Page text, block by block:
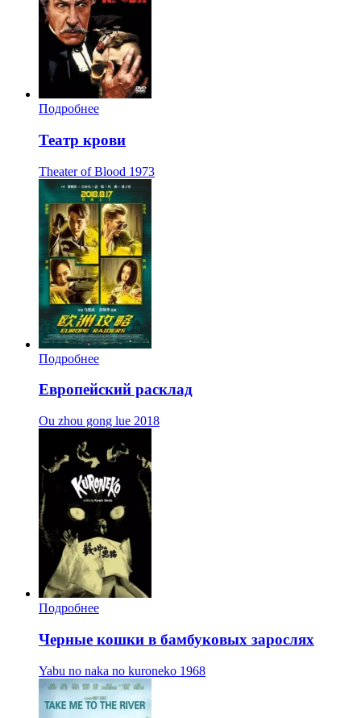
Подробнее
Театр крови
Theater of Blood 1973
Подробнее
Европейский расклад
Ou zhou gong lue 2018
Подробнее
Черные кошки в бамбуковых зарослях
Yabu no naka no kuroneko 1968